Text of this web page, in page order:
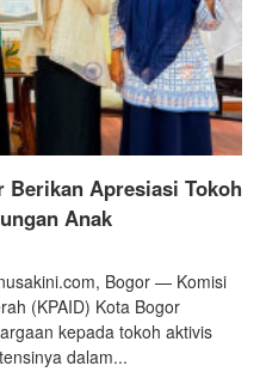
Berikan Apresiasi Tokoh
Anak
Bogor — Komisi
(KPAID) Kota Bogor
kepada tokoh aktivis
dalam...